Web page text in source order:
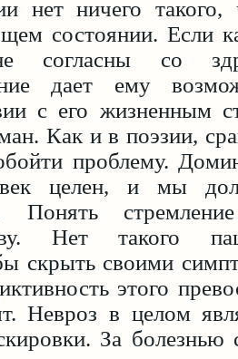
нет ничего
состоянии. Если
согласны со
дает ему
с его жизненным
Как и в поэзии,
проблему.
целен, и мы
Понять
Нет такого
скрыть своими
этого
Невроз в целом
За болезнью